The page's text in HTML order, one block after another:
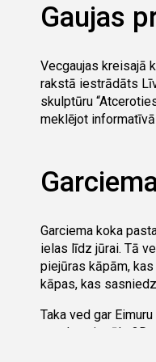
Tā kā Gaujas
“Stonej” sistēmas
20. gs. 60. gados
tika izbūvētas no
kanāla vidus
Gaujas
Vecgaujas kreisajā
rakstā iestrādāts
skulptūru
meklējot
Pelēkā koka ēka,
labiekārtota
Garums/ laiks:1,3
Grūtības pakāpe:
Svarīgi zināt!
Alternatīvie maršruti:
Garciema koka
ielas līdz jūrai. Tā
piejūras kāpām,
kāpas, kas
Taka ved gar
atrodas virtuāls 3D